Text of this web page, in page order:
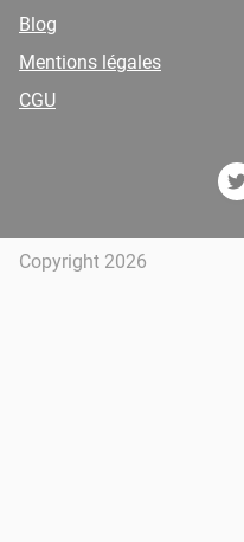
Blog
Mentions légales
CGU
Copyright 2026